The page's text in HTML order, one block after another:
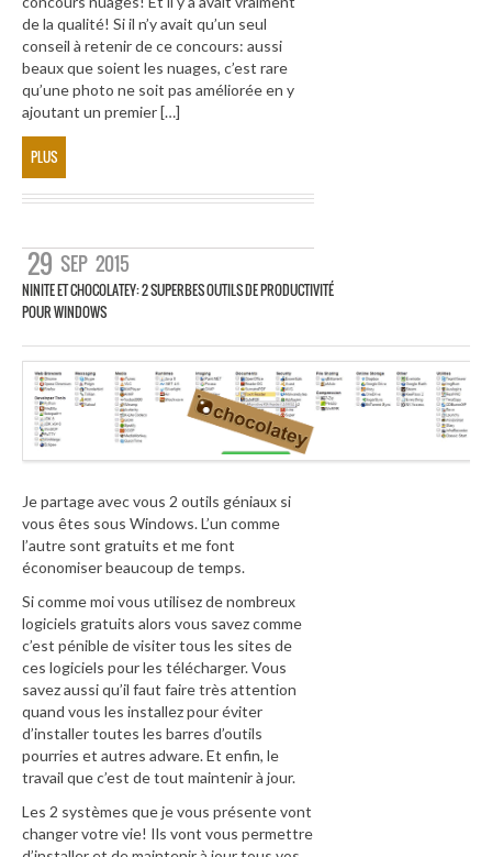
de la qualité! Si il n’y avait qu’un seul
conseil à retenir de ce concours: aussi
beaux que soient les nuages, c’est rare
qu’une photo ne soit pas améliorée en y
ajoutant un premier […]
PLUS
29 SEP 2015
NINITE ET CHOCOLATEY: 2 SUPERBES OUTILS DE PRODUCTIVITÉ
POUR WINDOWS
Je partage avec vous 2 outils géniaux si
vous êtes sous Windows. L’un comme
l’autre sont gratuits et me font
économiser beaucoup de temps.
Si comme moi vous utilisez de nombreux
logiciels gratuits alors vous savez comme
c’est pénible de visiter tous les sites de
ces logiciels pour les télécharger. Vous
savez aussi qu’il faut faire très attention
quand vous les installez pour éviter
d’installer toutes les barres d’outils
pourries et autres adware. Et enfin, le
travail que c’est de tout maintenir à jour.
Les 2 systèmes que je vous présente vont
changer votre vie! Ils vont vous permettre